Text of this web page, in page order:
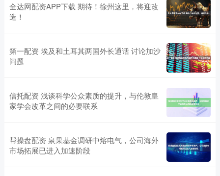
全达网配资APP下载 期待！徐州这里，将迎改
造！
第一配资 埃及和土耳其两国外长通话 讨论加沙
问题
信托配资 浅谈科学公众素质的提升，与伦敦皇
家学会改革之间的必要联系
帮操盘配资 泉果基金调研中熔电气，公司海外
市场拓展已进入加速阶段